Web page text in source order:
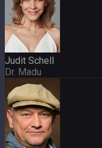
Judit Schell
Dr. Madu